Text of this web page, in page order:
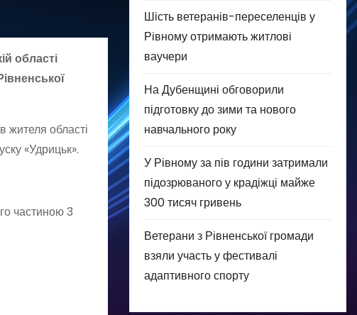
області
жителя області
«Удрицьк».
частиною 3
Шість ветеранів-переселенців у
Рівному отримають житлові
ваучери
На Дубенщині обговорили
підготовку до зими та нового
навчального року
У Рівному за пів години затримали
підозрюваного у крадіжці майже
300 тисяч гривень
Ветерани з Рівненської громади
взяли участь у фестивалі
адаптивного спорту